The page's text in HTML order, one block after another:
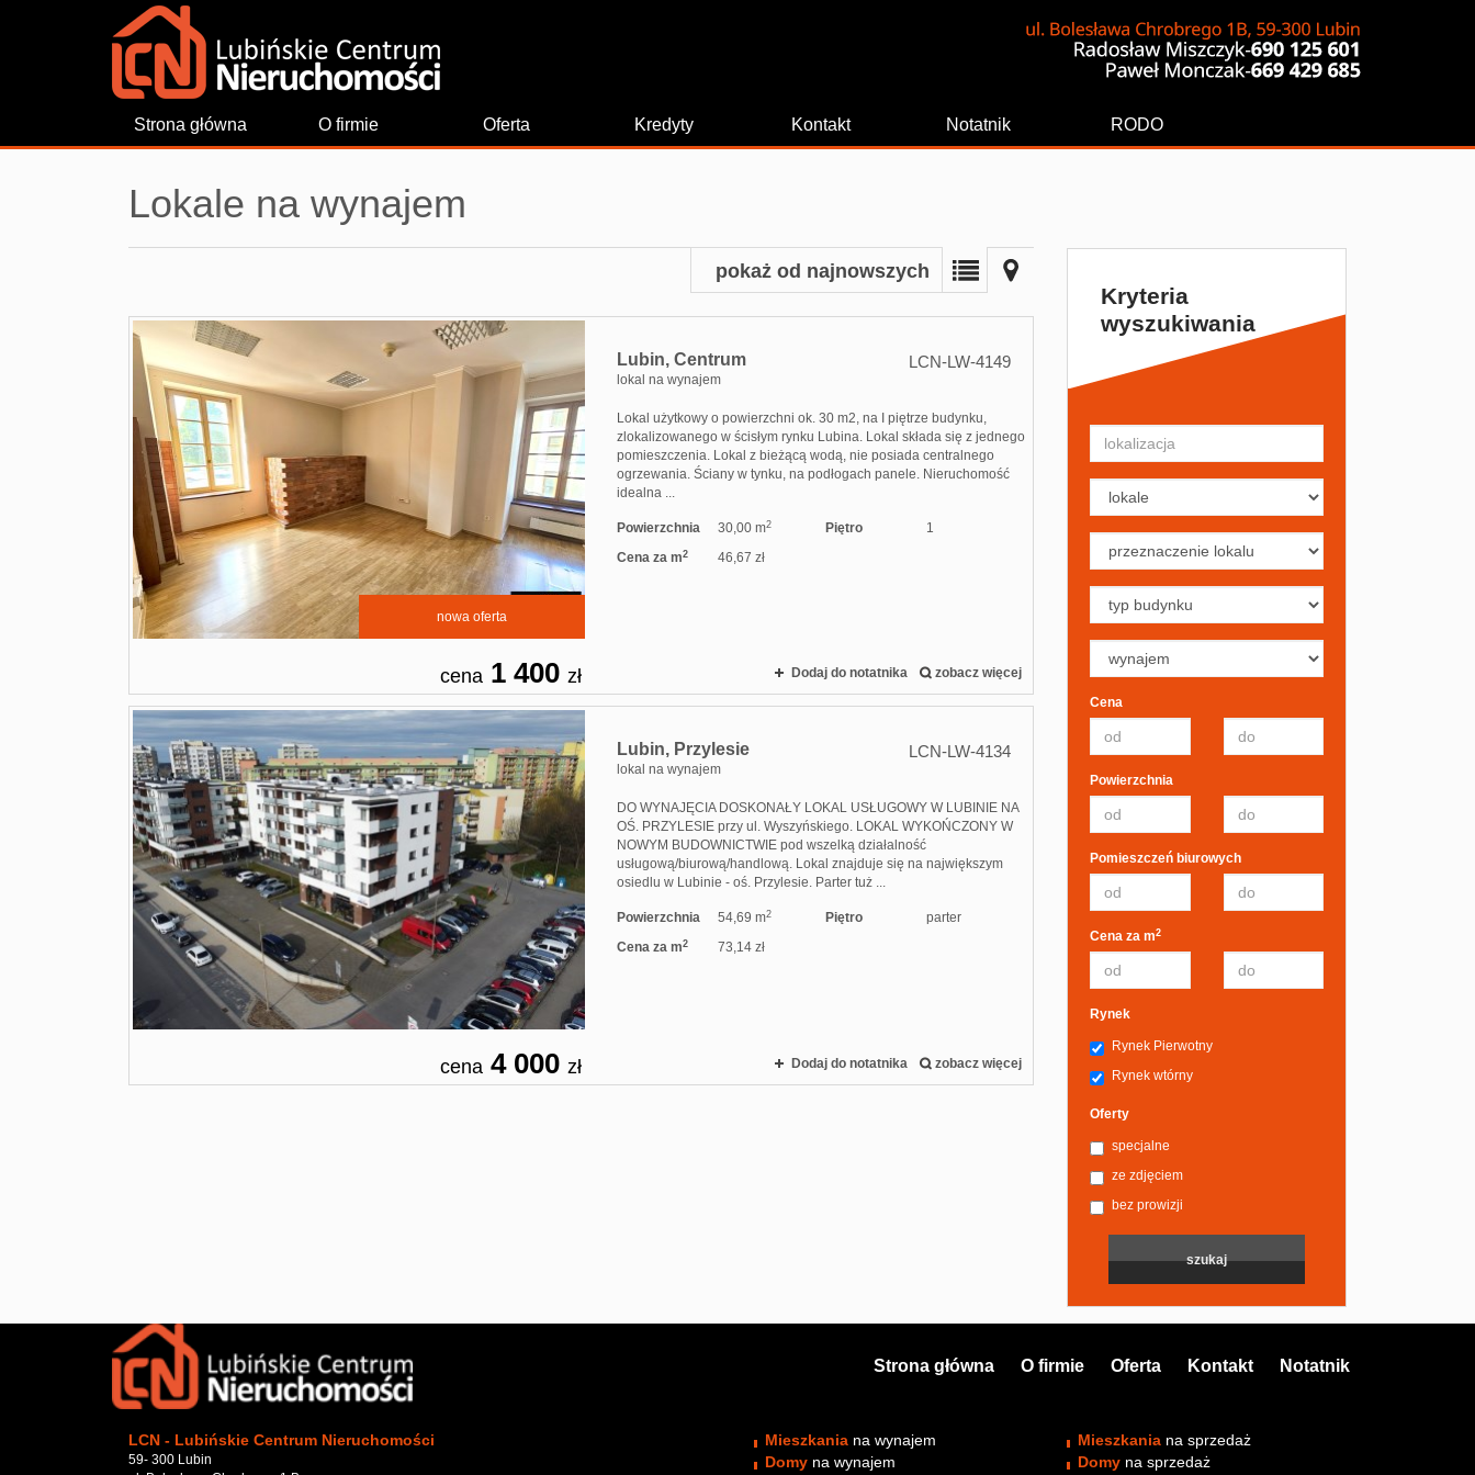
Strona główna O firmie Oferta Kredyty Kontakt Notatnik RODO
Lokale na wynajem
pokaż od najnowszych
nowa oferta
Lubin, Centrum
lokal na wynajem
LCN-LW-4149
Lokal użytkowy o powierzchni ok. 30 m2, na I piętrze budynku,
zlokalizowanego w ścisłym rynku Lubina. Lokal składa się z jednego
pomieszczenia. Lokal z bieżącą wodą, nie posiada centralnego
ogrzewania. Ściany w tynku, na podłogach panele. Nieruchomość
idealna ...
Powierzchnia 30,00 m2 Piętro
1
Cena za m2 46,67 zł
cena1 400 zł Dodaj do notatnika zobacz więcej
Lubin, Przylesie
lokal na wynajem
LCN-LW-4134
DO WYNAJĘCIA DOSKONAŁY LOKAL USŁUGOWY W LUBINIE NA
OŚ. PRZYLESIE przy ul. Wyszyńskiego. LOKAL WYKOŃCZONY W
NOWYM BUDOWNICTWIE pod wszelką działalność
usługową/biurową/handlową. Lokal znajduje się na największym
osiedlu w Lubinie - oś. Przylesie. Parter tuż ...
Powierzchnia 54,69 m2 Piętro
parter
Cena za m2 73,14 zł
cena4 000 zł Dodaj do notatnika zobacz więcej
Kryteria
wyszukiwania
Cena
Powierzchnia
Pomieszczeń biurowych
Cena za m2
Rynek
Rynek Pierwotny
Rynek wtórny
Oferty
specjalne
ze zdjęciem
bez prowizji
Strona główna O firmie Oferta Kontakt Notatnik
LCN - Lubińskie Centrum Nieruchomości
59- 300 Lubin
Mieszkania na wynajem
Domy na wynajem
Mieszkania na sprzedaż
Domy na sprzedaż